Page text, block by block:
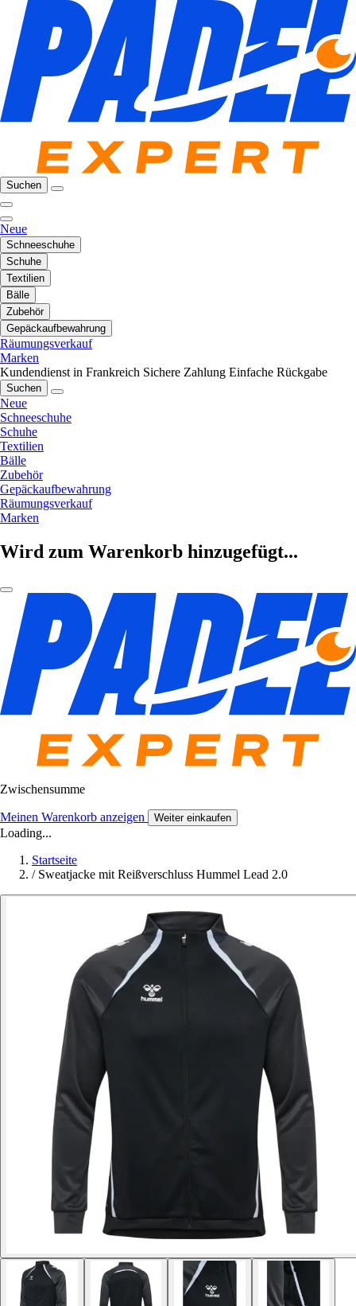
Suchen
Neue
Schneeschuhe
Schuhe
Textilien
Bälle
Zubehör
Gepäckaufbewahrung
Räumungsverkauf
Marken
Kundendienst in Frankreich Sichere Zahlung Einfache Rückgabe
Suchen
Neue
Schneeschuhe
Schuhe
Textilien
Bälle
Zubehör
Gepäckaufbewahrung
Räumungsverkauf
Marken
Wird zum Warenkorb hinzugefügt...
Zwischensumme
Meinen Warenkorb anzeigen Weiter einkaufen
Loading...
Startseite
/ Sweatjacke mit Reißverschluss Hummel Lead 2.0